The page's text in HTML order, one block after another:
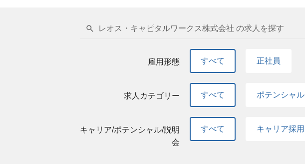
レオス・キャピタルワークス株式会社 の求人を探す
雇用形態 すべて 正社員
求人カテゴリー すべて ポテンシャル
キャリア/ポテンシャル/説明
会
すべて キャリア採用